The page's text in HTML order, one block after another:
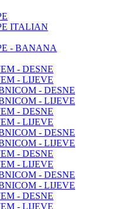
ITALIAN
- BANANA
- DESNE
- LIJEVE
- DESNE
- LIJEVE
- DESNE
- LIJEVE
- DESNE
- LIJEVE
- DESNE
- LIJEVE
- DESNE
- LIJEVE
- DESNE
- LIJEVE